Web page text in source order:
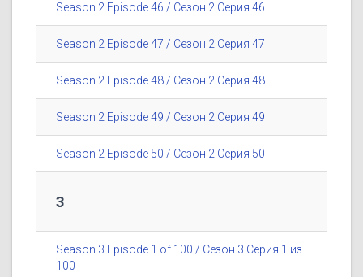
Season 2 Episode 46 / Сезон 2 Серия 46
Season 2 Episode 47 / Сезон 2 Серия 47
Season 2 Episode 48 / Сезон 2 Серия 48
Season 2 Episode 49 / Сезон 2 Серия 49
Season 2 Episode 50 / Сезон 2 Серия 50
3
Season 3 Episode 1 of 100 / Сезон 3 Серия 1 из
100